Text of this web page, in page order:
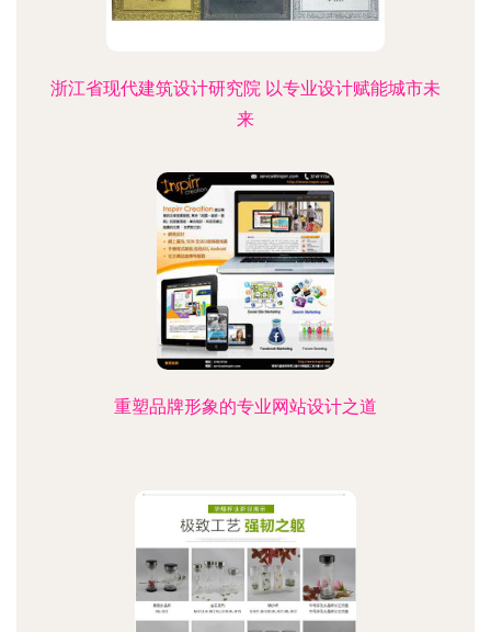
浙江省现代建筑设计研究院 以专业设计赋能城市未
来
重塑品牌形象的专业网站设计之道